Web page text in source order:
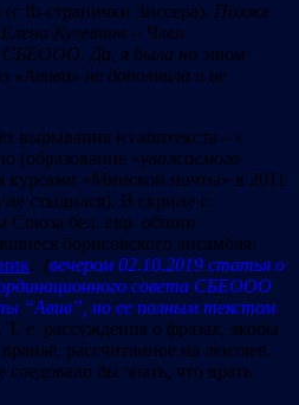
fb-странички Зиссера). Позже
Кулевнич – Член
СБЕООО. Да, я была на этом
«Авива» не дополнила и не
вырывания из контекста – с
(образование «уважаемого
курсами «Минской почты» в 2011
не стыдился). В скрине с
Союза бел. евр. общин
борисовского ансамбля,
. (вечером 02.10.2019 статья о
совета СБЕООО
“Авив”, но ее полным текстом
. Т. е. рассуждения о фразах, якобы
рассчитанное на лентяев.
бы знать, что врать